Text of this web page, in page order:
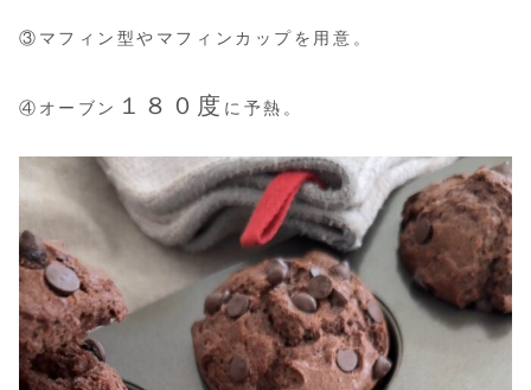
③マフィン型やマフィンカップを用意。
④オーブン １８０度 に予熱。